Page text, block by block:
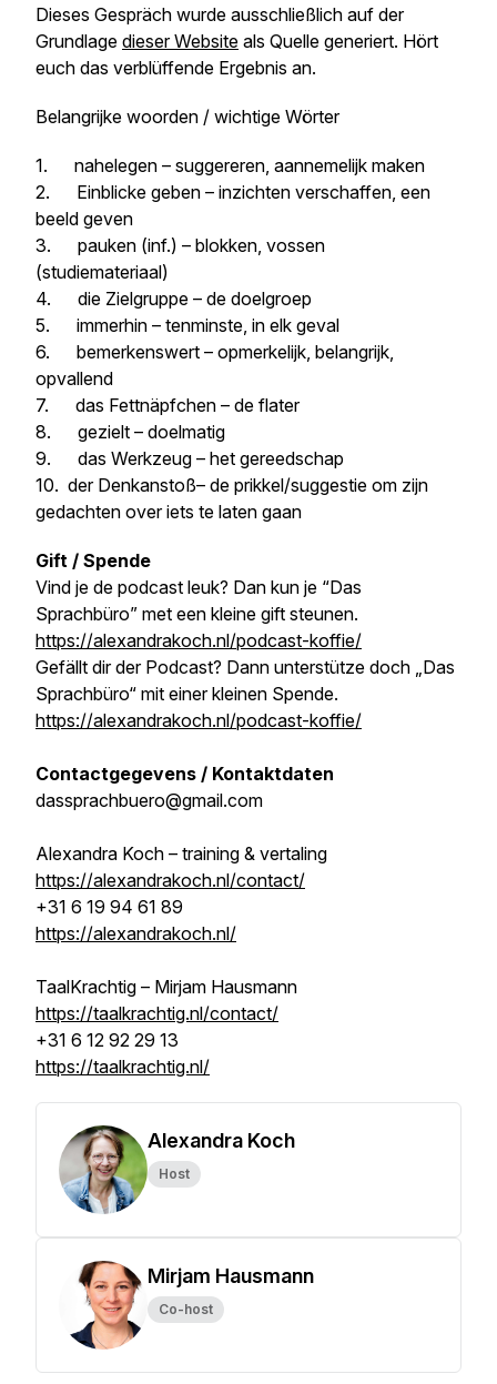
Dieses Gespräch wurde ausschließlich auf der
Grundlage dieser Website als Quelle generiert. Hört
euch das verblüffende Ergebnis an.
Belangrijke woorden / wichtige Wörter
1. nahelegen – suggereren, aannemelijk maken
2. Einblicke geben – inzichten verschaffen, een
beeld geven
3. pauken (inf.) – blokken, vossen
(studiemateriaal)
4. die Zielgruppe – de doelgroep
5. immerhin – tenminste, in elk geval
6. bemerkenswert – opmerkelijk, belangrijk,
opvallend
7. das Fettnäpfchen – de flater
8. gezielt – doelmatig
9. das Werkzeug – het gereedschap
10. der Denkanstoß– de prikkel/suggestie om zijn
gedachten over iets te laten gaan
Gift / Spende
Vind je de podcast leuk? Dan kun je “Das
Sprachbüro” met een kleine gift steunen.
https://alexandrakoch.nl/podcast-koffie/
Gefällt dir der Podcast? Dann unterstütze doch „Das
Sprachbüro“ mit einer kleinen Spende.
https://alexandrakoch.nl/podcast-koffie/
Contactgegevens / Kontaktdaten
dassprachbuero@gmail.com
Alexandra Koch – training & vertaling
https://alexandrakoch.nl/contact/
+31 6 19 94 61 89
https://alexandrakoch.nl/
TaalKrachtig – Mirjam Hausmann
https://taalkrachtig.nl/contact/
+31 6 12 92 29 13
https://taalkrachtig.nl/
Alexandra Koch
Host
Mirjam Hausmann
Co-host